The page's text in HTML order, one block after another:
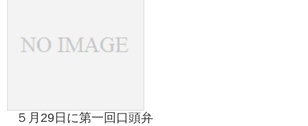
５月29日に第一回口頭弁